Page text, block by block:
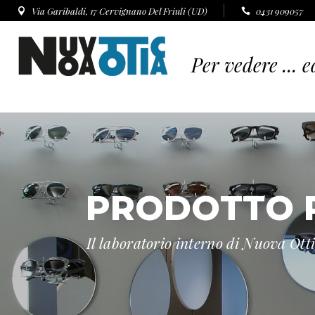
Via Garibaldi, 17 Cervignano Del Friuli (UD) 0431 909057
PRODOTTO
Il laboratorio interno di Nuova